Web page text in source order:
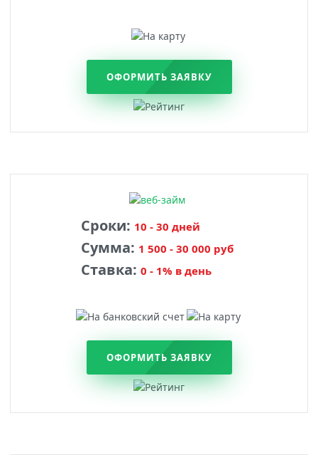
ОФОРМИТЬ ЗАЯВКУ
Сроки: 10 - 30 дней
Сумма: 1 500 - 30 000 руб
Ставка: 0 - 1% в день
ОФОРМИТЬ ЗАЯВКУ